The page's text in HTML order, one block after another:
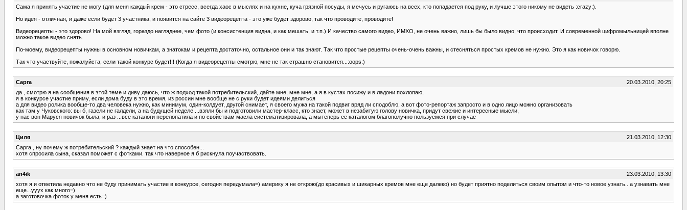
Сама я принять участие не могу (для меня каждый крем - это стресс, всегда хаос в мыслях и на кухне, куча грязной посуды, я мечусь и ругаюсь на всех, кто попадается под руку, и лучше этого никому не видеть :crazy:).
Но идея - отличная, и даже если будет 3 участника, и появится на сайте 3 видеорецепта - это уже будет здорово, так что проводите, проводите!
Видеорецепты - это здорово! На мой взгляд, гораздо нагляднее, чем фото (и консистенция видна, и как мешать, и т.п.) И качество самого видео, ИМХО, не очень важно, лишь бы было видно, что происходит. И современной цифромыльницей вполне
можно такое видео снять.
По-моему, видеорецепты нужны в основном новичкам, а знатокам и рецепта достаточно, остальное они и так знают. Так что простые рецепты очень-очень важны, и стесняться простых кремов не нужно. Это я как новичок говорю.
Так что участвуйте, пожалуйста, если такой конкурс будет!!! (Когда я видеорецепты смотрю, мне не так страшно становится...:oops:)
Capra
20.03.2010, 20:25
да , смотрю я на сообщения в этой теме и диву даюсь, что ж подход такой потребительский, дайте мне, мне мне, а я в кустах посижу и в ладони похлопаю,
я в конкурсе участие приму, если дома буду в это время, из россии мне вообще не с руки будет идеями делиться
а для видео ролика вообще-то два человека нужно, как минимум, один-колдует, другой снимает, я своего мужа на такой подвиг вряд ли сподоблю, а вот фото-репортаж запросто и в одно лицо можно организовать
как там у Чуковского: вы б, газели не галдели, а на будущей неделе ...взяли бы и подготовили мастер-класс, кто знает, может в незабитую голову новичка, придут свежие и интересные мысли,
у нас вон Маруся новичок была, и раз ...все каталоги перелопатила и по свойствам масла систематизировала, а мытеперь ее каталогом благополучно пользуемся при случае
Циля
21.03.2010, 12:30
Capra , ну почему ж потребительский ? каждый знает на что способен...
хотя спросила сына, сказал поможет с фотками. так что наверное я б рискнула поучаствовать.
an4ik
23.03.2010, 13:30
хотя я и ответила недавно что не буду принимать участие в конкурсе, сегодня передумала=) америку я не открою(до красивых и шикарных кремов мне еще далеко) но будет приятно поделиться своим опытом и что-то новое узнать.. а узнавать мне
еще...ууух как много=)
а заготовочка фоток у меня есть=)